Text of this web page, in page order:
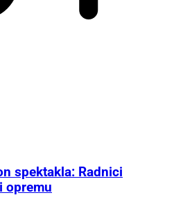
spektakla: Radnici
opremu